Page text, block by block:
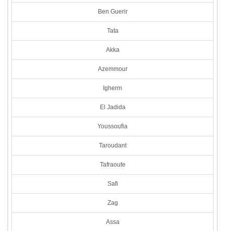
Ben Guerir
Tata
Akka
Azemmour
Igherm
El Jadida
Youssoufia
Taroudant
Tafraoute
Safi
Zag
Assa